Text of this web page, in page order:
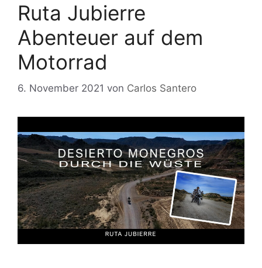
Ruta Jubierre
Abenteuer auf dem
Motorrad
6. November 2021 von Carlos Santero